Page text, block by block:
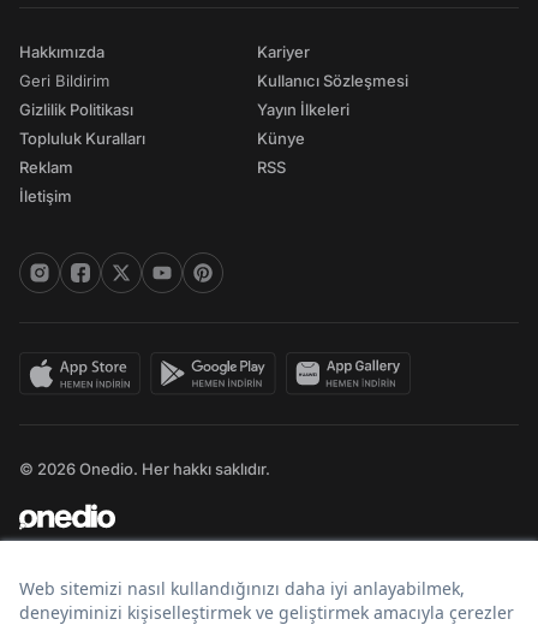
Hakkımızda
Geri Bildirim
Gizlilik Politikası
Topluluk Kuralları
Reklam
İletişim
Kariyer
Kullanıcı Sözleşmesi
Yayın İlkeleri
Künye
RSS
© 2026 Onedio. Her hakkı saklıdır.
Bir markasıdır.